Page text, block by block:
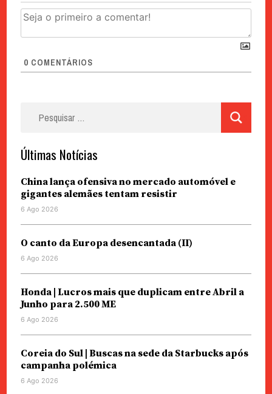
0 COMENTÁRIOS
Últimas Notícias
China lança ofensiva no mercado automóvel e
gigantes alemães tentam resistir
6 Ago 2026
O canto da Europa desencantada (II)
6 Ago 2026
Honda | Lucros mais que duplicam entre Abril a
Junho para 2.500 ME
6 Ago 2026
Coreia do Sul | Buscas na sede da Starbucks após
campanha polémica
6 Ago 2026